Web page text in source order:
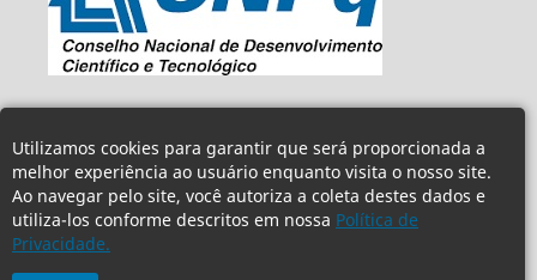
Utilizamos cookies para garantir que será proporcionada a
melhor experiência ao usuário enquanto visita o nosso site.
Ao navegar pelo site, você autoriza a coleta destes dados e
utiliza-los conforme descritos em nossa Política de
Privacidade.